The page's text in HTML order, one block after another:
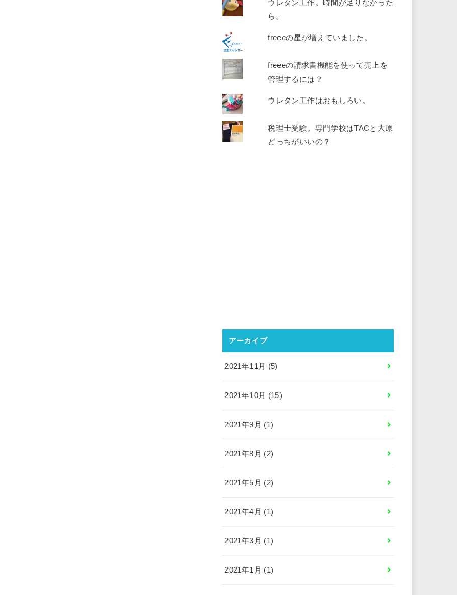
ウレタン工作。時間が足りなかった
ら。
freeeの星が増えていました。
freeeの請求書機能を使って売上を
管理するには？
ウレタン工作はおもしろい。
税理士受験。専門学校はTACと大原
どっちがいいの？
アーカイブ
2021年11月 (5)
2021年10月 (15)
2021年9月 (1)
2021年8月 (2)
2021年5月 (2)
2021年4月 (1)
2021年3月 (1)
2021年1月 (1)